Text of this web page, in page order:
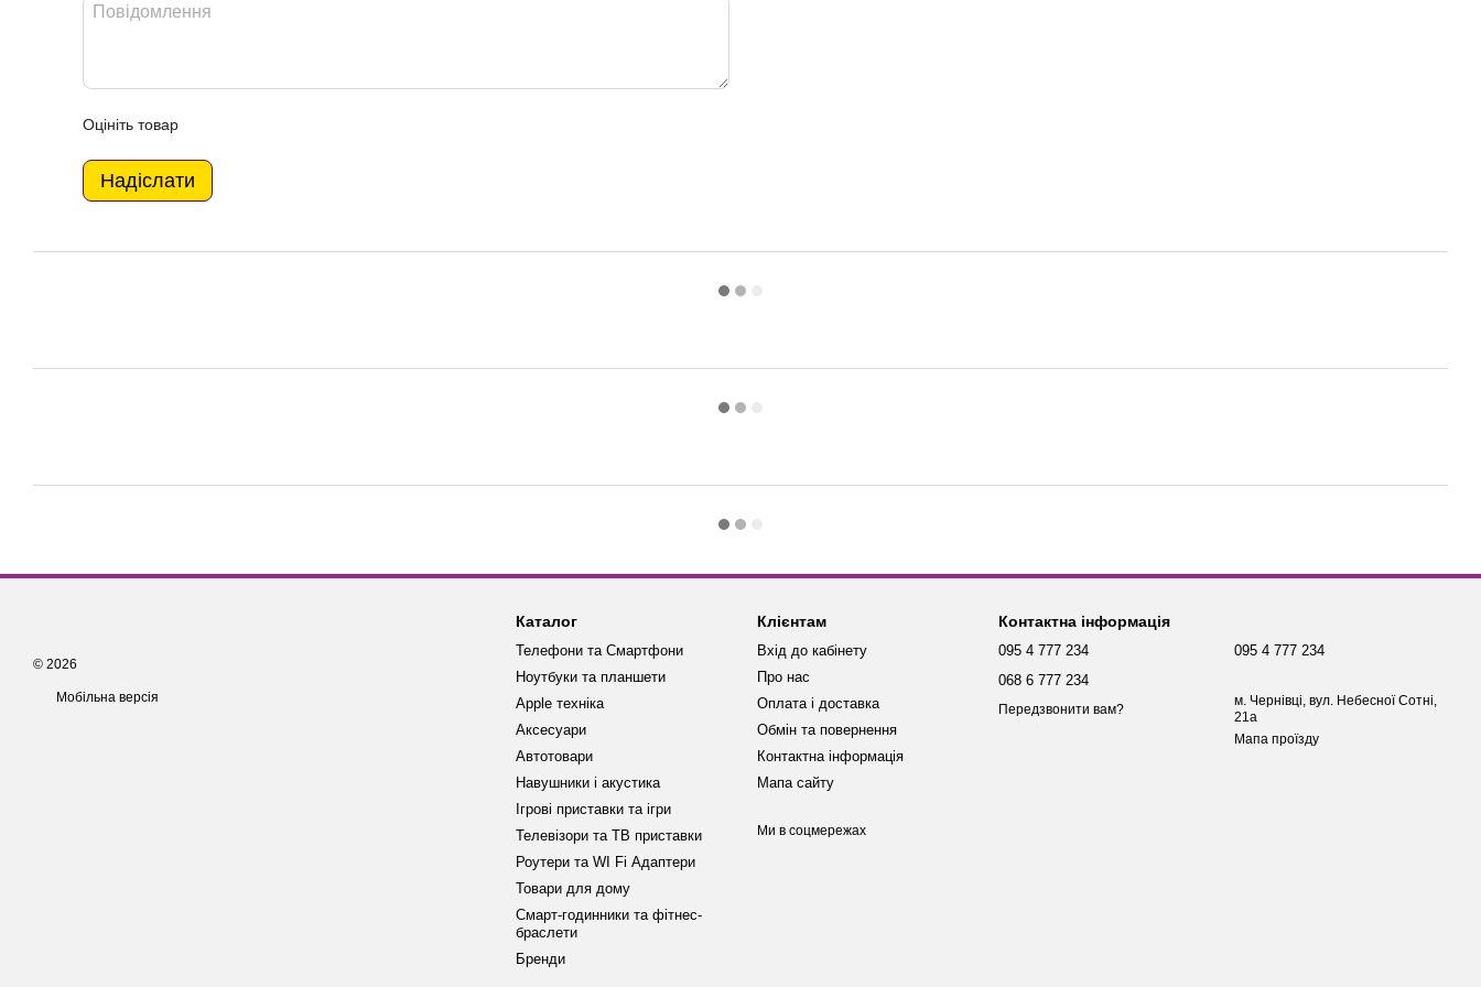
Оцініть товар
Надіслати
© 2026
Мобільна версія
Каталог
Телефони та Смартфони
Ноутбуки та планшети
Apple техніка
Аксесуари
Автотовари
Навушники і акустика
Ігрові приставки та ігри
Телевізори та ТВ приставки
Роутери та WI Fi Адаптери
Товари для дому
Смарт-годинники та фітнес-
браслети
Бренди
Клієнтам
Вхід до кабінету
Про нас
Оплата і доставка
Обмін та повернення
Контактна інформація
Мапа сайту
Ми в соцмережах
Контактна інформація
095 4 777 234
068 6 777 234
Передзвонити вам?
095 4 777 234
м. Чернівці, вул. Небесної Сотні,
21а
Мапа проїзду